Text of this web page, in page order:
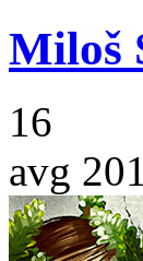
Miloš
16
avg